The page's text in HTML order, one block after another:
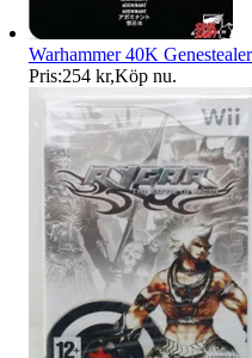
Warhammer 40K
Pris:254 kr,Köp nu.